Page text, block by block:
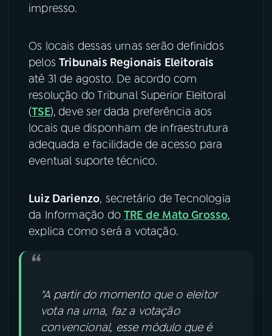
TikTok
impresso.
Os locais dessas urnas serão definidos
pelosTribunais Regionais Eleitorais
até 31 de agosto. De acordo com
resolução do Tribunal Superior Eleitoral
(TSE), deve ser dada preferência aos
locais que disponham de infraestrutura
adequada e facilidade de acesso para
eventual suporte técnico.
Luiz Darienzo, secretário de Tecnologia
da Informação doTRE de Mato Grosso,
explica como será a votação.
"A partir do momento que o eleitor
vota na urna, faz a votação
convencional, esse módulo que é